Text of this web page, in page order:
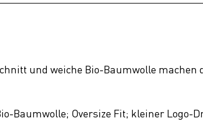
und weiche Bio-Baumwolle
Baumwolle; Oversize Fit; kleiner Logo-